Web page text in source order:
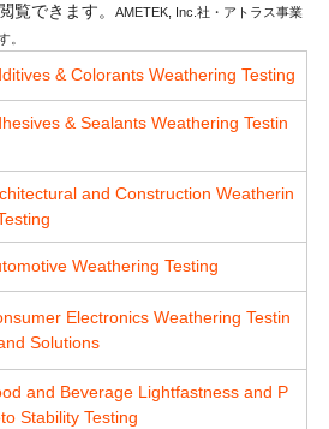
覧できます。
AMETEK, Inc.社・アトラス事業
。
& Colorants Weathering Testing
& Sealants Weathering Testin
and Construction Weatherin
Weathering Testing
Electronics Weathering Testin
Solutions
and Beverage Lightfastness and P
Stability Testing